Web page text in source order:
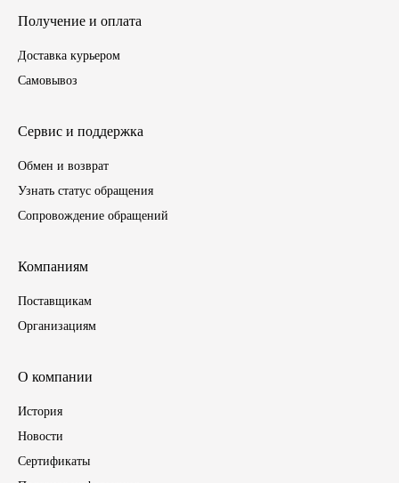
АГРИНОЛ
ГАЗПРОМ
ЗИЛ
КАМАЗ
ГАЗ
ПАЗ, КАВЗ
Иномарки
Получение и оплата
Доставка курьером
Самовывоз
Сервис и поддержка
Обмен и возврат
Узнать статус обращения
Сопровождение обращений
Компаниям
Поставщикам
Организациям
О компании
История
Новости
Сертификаты